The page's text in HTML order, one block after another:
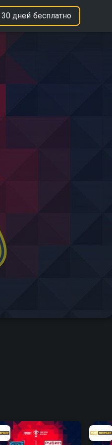
30 дней бесплатно